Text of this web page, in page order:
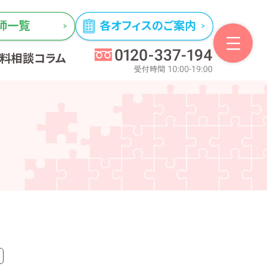
一覧 各オフィスのご案内
相談コラム